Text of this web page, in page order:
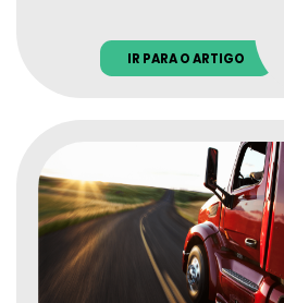
IR PARA O ARTIGO